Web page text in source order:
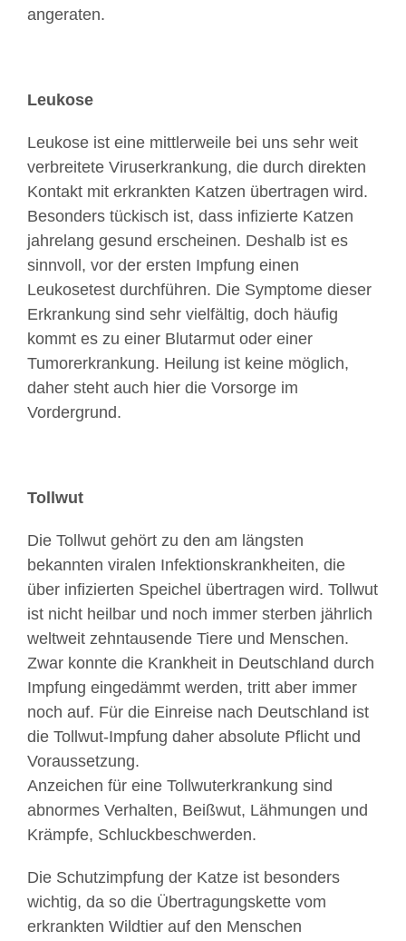
angeraten.
Leukose
Leukose ist eine mittlerweile bei uns sehr weit
verbreitete Viruserkrankung, die durch direkten
Kontakt mit erkrankten Katzen übertragen wird.
Besonders tückisch ist, dass infizierte Katzen
jahrelang gesund erscheinen. Deshalb ist es
sinnvoll, vor der ersten Impfung einen
Leukosetest durchführen. Die Symptome dieser
Erkrankung sind sehr vielfältig, doch häufig
kommt es zu einer Blutarmut oder einer
Tumorerkrankung. Heilung ist keine möglich,
daher steht auch hier die Vorsorge im
Vordergrund.
Tollwut
Die Tollwut gehört zu den am längsten
bekannten viralen Infektionskrankheiten, die
über infizierten Speichel übertragen wird. Tollwut
ist nicht heilbar und noch immer sterben jährlich
weltweit zehntausende Tiere und Menschen.
Zwar konnte die Krankheit in Deutschland durch
Impfung eingedämmt werden, tritt aber immer
noch auf. Für die Einreise nach Deutschland ist
die Tollwut-Impfung daher absolute Pflicht und
Voraussetzung.
Anzeichen für eine Tollwuterkrankung sind
abnormes Verhalten, Beißwut, Lähmungen und
Krämpfe, Schluckbeschwerden.
Die Schutzimpfung der Katze ist besonders
wichtig, da so die Übertragungskette vom
erkrankten Wildtier auf den Menschen